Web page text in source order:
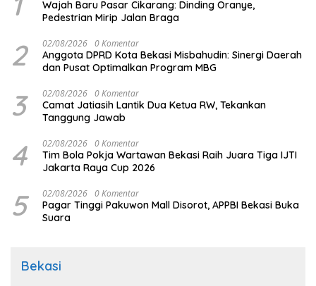
Wajah Baru Pasar Cikarang: Dinding Oranye,
Pedestrian Mirip Jalan Braga
2 02/08/2026 0 Komentar
Anggota DPRD Kota Bekasi Misbahudin: Sinergi Daerah
dan Pusat Optimalkan Program MBG
3 02/08/2026 0 Komentar
Camat Jatiasih Lantik Dua Ketua RW, Tekankan
Tanggung Jawab
4 02/08/2026 0 Komentar
Tim Bola Pokja Wartawan Bekasi Raih Juara Tiga IJTI
Jakarta Raya Cup 2026
5 02/08/2026 0 Komentar
Pagar Tinggi Pakuwon Mall Disorot, APPBI Bekasi Buka
Suara
Bekasi